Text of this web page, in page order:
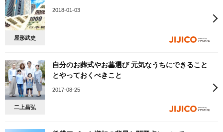
屋形武史
2018-01-03
二上昌弘
自分のお葬式やお墓選び 元気なうちにできること
とやっておくべきこと
2017-08-25